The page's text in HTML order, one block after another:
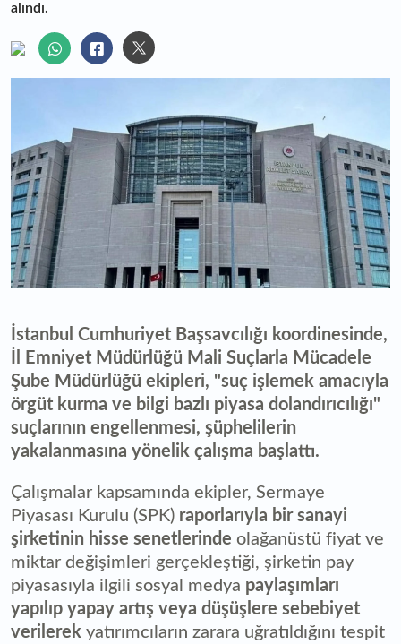
alındı.
İstanbul Cumhuriyet Başsavcılığı koordinesinde,
İl Emniyet Müdürlüğü Mali Suçlarla Mücadele
Şube Müdürlüğü ekipleri, "suç işlemek amacıyla
örgüt kurma ve bilgi bazlı piyasa dolandırıcılığı"
suçlarının engellenmesi, şüphelilerin
yakalanmasına yönelik çalışma başlattı.
Çalışmalar kapsamında ekipler, Sermaye
Piyasası Kurulu (SPK) raporlarıyla bir sanayi
şirketinin hisse senetlerinde olağanüstü fiyat ve
miktar değişimleri gerçekleştiği, şirketin pay
piyasasıyla ilgili sosyal medya paylaşımları
yapılıp yapay artış veya düşüşlere sebebiyet
verilerek yatırımcıların zarara uğratıldığını tespit